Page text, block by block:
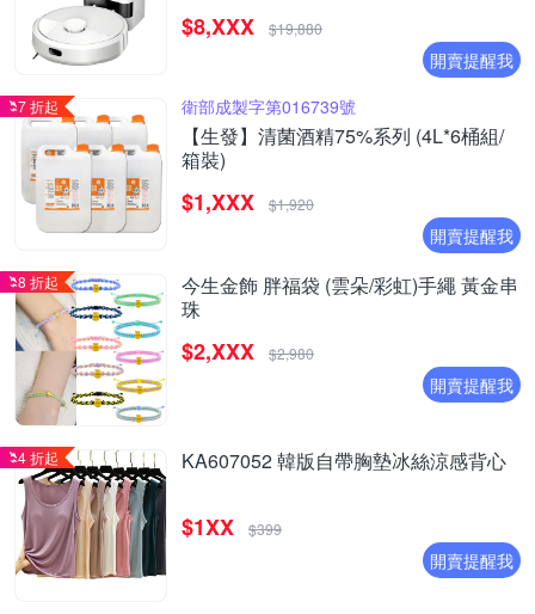
$8,XXX $19,880
開賣提醒我
7 折起 衛部成製字第016739號
【生發】清菌酒精75%系列 (4L*6桶組/
箱裝)
$1,XXX $1,920
開賣提醒我
8 折起
今生金飾 胖福袋 (雲朵/彩虹)手繩 黃金串
珠
$2,XXX $2,980
開賣提醒我
4 折起 KA607052 韓版自帶胸墊冰絲涼感背心
$1XX $399
開賣提醒我